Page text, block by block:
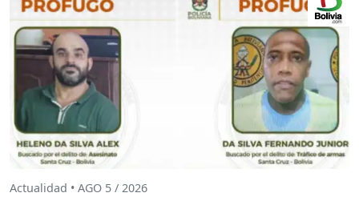
Actualidad • AGO 5 / 2026